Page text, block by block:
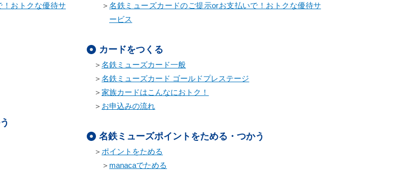
おトクな優待サ
＞名鉄ミューズカードのご提示orお支払いで！おトクな優待サ
ービス
カードをつくる
＞名鉄ミューズカード一般
＞名鉄ミューズカード ゴールドプレステージ
＞家族カードはこんなにおトク！
＞ お申込みの流れ
名鉄ミューズポイントをためる・つかう
＞ ポイントをためる
＞ manacaでためる